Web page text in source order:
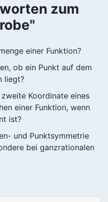
zum
einer Funktion?
ob ein Punkt auf dem
liegt?
Koordinate eines
einer Funktion, wenn
ist?
und Punktsymmetrie
bei ganzrationalen